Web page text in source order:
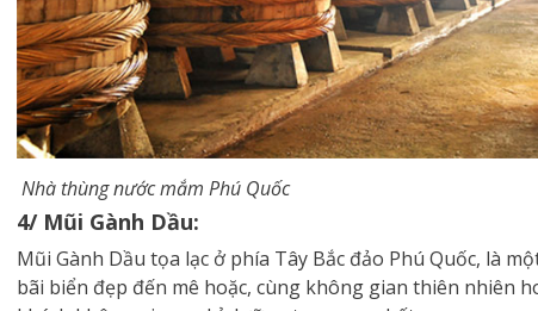
Nhà thùng nước mắm Phú Quốc
4/ Mũi Gành Dầu:
Mũi Gành Dầu tọa lạc ở phía Tây Bắc đảo Phú Quốc, là
bãi biển đẹp đến mê hoặc, cùng không gian thiên nhiên